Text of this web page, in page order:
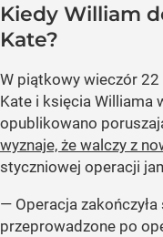
Kiedy William
Kate?
W piątkowy wieczór
Kate i księcia Williama
opublikowano
wyznaje, że walczy z
styczniowej operacji
— Operacja
przeprowadzone po